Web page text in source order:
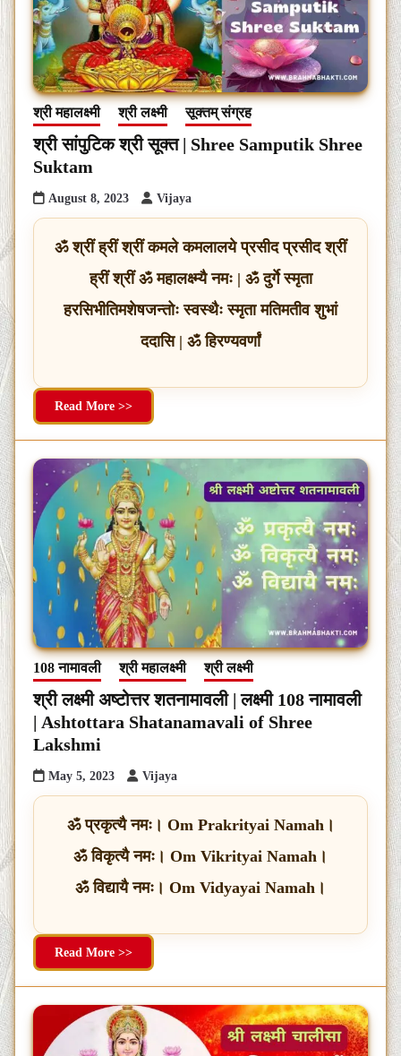
श्री महालक्ष्मी श्री लक्ष्मी सूक्तम् संग्रह
श्री सांपुटिक श्री सूक्त | Shree Samputik Shree
Suktam
August 8, 2023 Vijaya
ॐ श्रीं ह्रीं श्रीं कमले कमलालये प्रसीद प्रसीद श्रीं
ह्रीं श्रीं ॐ महालक्ष्म्यै नमः | ॐ दुर्गे स्मृता
हरसिभीतिमशेषजन्तोः स्वस्थैः स्मृता मतिमतीव शुभां
ददासि | ॐ हिरण्यवर्णां
Read More >>
108 नामावली श्री महालक्ष्मी श्री लक्ष्मी
श्री लक्ष्मी अष्टोत्तर शतनामावली | लक्ष्मी 108 नामावली
| Ashtottara Shatanamavali of Shree
Lakshmi
May 5, 2023 Vijaya
ॐ प्रकृत्यै नमः। Om Prakrityai Namah।
ॐ विकृत्यै नमः। Om Vikrityai Namah।
ॐ विद्यायै नमः। Om Vidyayai Namah।
Read More >>